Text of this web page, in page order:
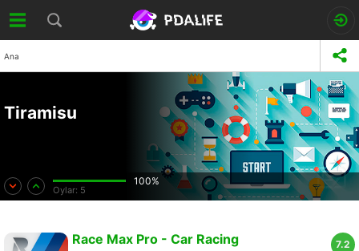
Ana
Tiramisu
100%
Oylar: 5
7.2
Race Max Pro - Car Racing